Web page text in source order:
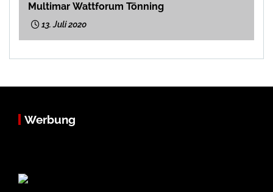
Multimar Wattforum Tönning
13. Juli 2020
Werbung